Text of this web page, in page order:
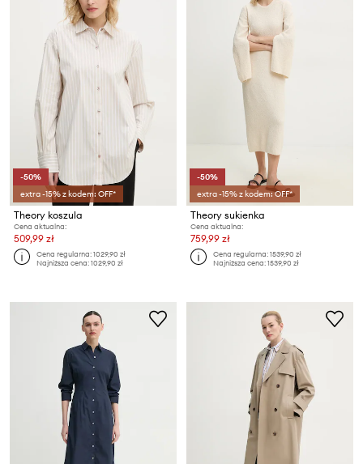
-50%
extra -15% z kodem: OFF*
Theory koszula
Cena aktualna:
509,99 zł
Cena regularna:1029,90 zł
Najniższa cena:1029,90 zł
-50%
extra -15% z kodem: OFF*
Theory sukienka
Cena aktualna:
759,99 zł
Cena regularna:1539,90 zł
Najniższa cena:1539,90 zł